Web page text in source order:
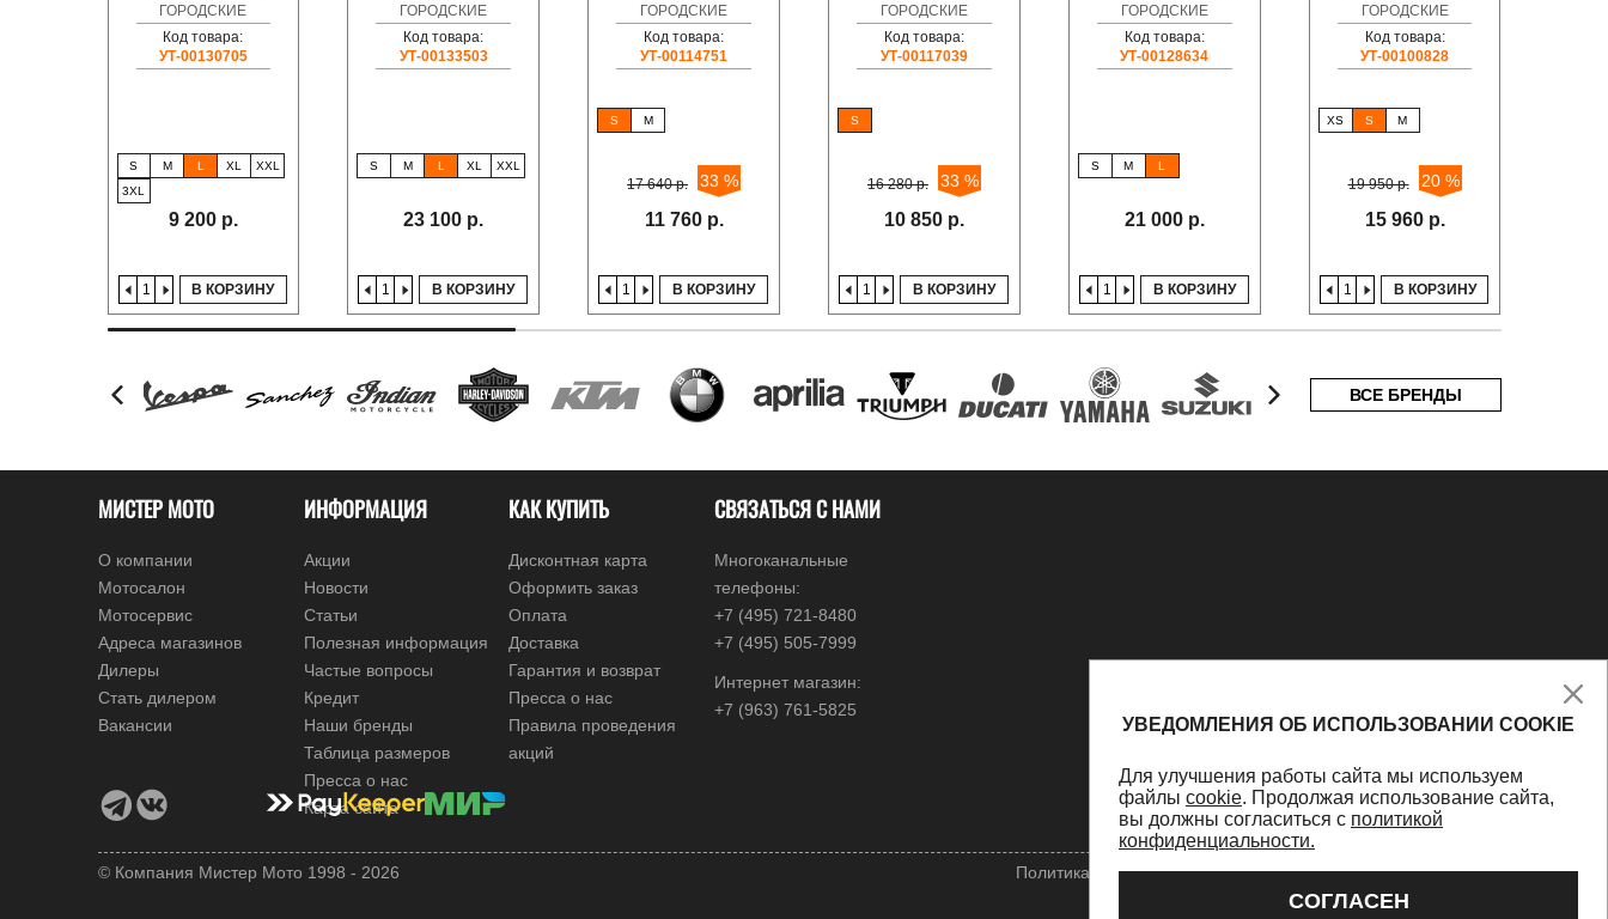
ГОРОДСКИЕ
Код товара:
УТ-00130705
S M L XL
XXL
3XL
9 200 р.
В КОРЗИНУ
ГОРОДСКИЕ
Код товара:
УТ-00133503
S M L XL XXL
23 100 р.
В КОРЗИНУ
ГОРОДСКИЕ
Код товара:
УТ-00114751
S M
17 640 р. 33 %
11 760 р.
В КОРЗИНУ
ГОРОДСКИЕ
Код товара:
УТ-00117039
S
16 280 р. 33 %
10 850 р.
В КОРЗИНУ
ГОРОДСКИЕ
Код товара:
УТ-00128634
S M L
21 000 р.
В КОРЗИНУ
ГОРОДСКИЕ
Код товара:
УТ-00100828
XS S M
19 950 р. 20 %
15 960 р.
В КОРЗИНУ
ВСЕ БРЕНДЫ
МИСТЕР МОТО
О компании
Мотосалон
Мотосервис
Адреса магазинов
Дилеры
Стать дилером
Вакансии
ИНФОРМАЦИЯ
Акции
Новости
Статьи
Полезная информация
Частые вопросы
Кредит
Наши бренды
Таблица размеров
Пресса о нас
Карта сайта
КАК КУПИТЬ
Дисконтная карта
Оформить заказ
Оплата
Доставка
Гарантия и возврат
Пресса о нас
Правила проведения
акций
СВЯЗАТЬСЯ С НАМИ
Многоканальные
телефоны:
+7 (495) 721-8480
+7 (495) 505-7999
Интернет магазин:
+7 (963) 761-5825
© Компания Мистер Мото 1998 - 2026 Политика конфиденциальностиОфертаПерсональные данные
УВЕДОМЛЕНИЯ ОБ ИСПОЛЬЗОВАНИИ COOKIE
Для улучшения работы сайта мы используем
файлы cookie. Продолжая использование сайта,
вы должны согласиться с политикой
конфиденциальности.
СОГЛАСЕН